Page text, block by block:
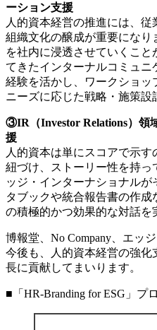
ーション支援
人的資本経営の推進には、
組織文化の醸成が重要になり
を社内に浸透させていくこ
てきたインターナルコミュ
経験を活かし、ワークショ
ニーズに応じた戦略・施策設
③IR（Investor Relations）領
援
人的資本は単にスコアで示
紐づけ、ストーリー性を持
ッジ・インターナショナルが
タブックや統合報告書の作
の積極的かつ効果的な対話を
博報堂、No Company、エッ
今後も、人的資本経営の強
長に貢献してまいります。
■「HR-Branding for ESG」